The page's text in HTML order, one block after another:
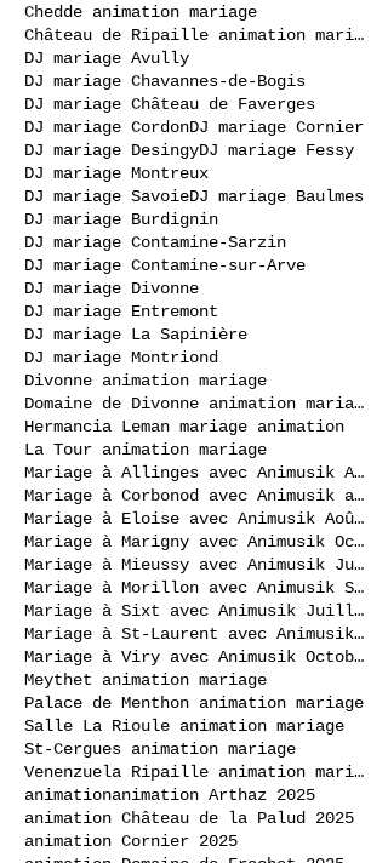
Chedde animation mariage
Château de Ripaille animation mariage
DJ mariage Avully
DJ mariage Chavannes-de-Bogis
DJ mariage Château de Faverges
DJ mariage CordonDJ mariage Cornier
DJ mariage DesingyDJ mariage Fessy
DJ mariage Montreux
DJ mariage SavoieDJ mariage Baulmes
DJ mariage Burdignin
DJ mariage Contamine-Sarzin
DJ mariage Contamine-sur-Arve
DJ mariage Divonne
DJ mariage Entremont
DJ mariage La Sapinière
DJ mariage Montriond
Divonne animation mariage
Domaine de Divonne animation mariage
Hermancia Leman mariage animation
La Tour animation mariage
Mariage à Allinges avec Animusik Août 2020
Mariage à Corbonod avec Animusik avril 2023
Mariage à Eloise avec Animusik Août 2020
Mariage à Marigny avec Animusik Octobre 2020
Mariage à Mieussy avec Animusik Juillet 2020
Mariage à Morillon avec Animusik Septembre 2020
Mariage à Sixt avec Animusik Juillet 2020
Mariage à St-Laurent avec Animusik Septembre 2020
Mariage à Viry avec Animusik Octobre 2020
Meythet animation mariage
Palace de Menthon animation mariage
Salle La Rioule animation mariage
St-Cergues animation mariage
Venenzuela Ripaille animation mariage
animationanimation Arthaz 2025
animation Château de la Palud 2025
animation Cornier 2025